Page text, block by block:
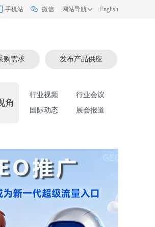
手机站 微信 网站导航 English
购需求 发布产品供应
角
行业视频
行业会议
国际动态
展会报道